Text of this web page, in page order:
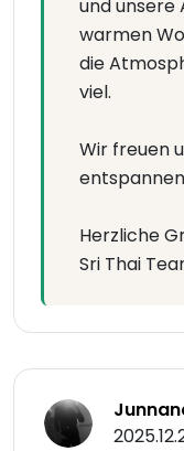
und unsere
warmen
die
viel.
Wir freuen
Herzliche
Sri Thai